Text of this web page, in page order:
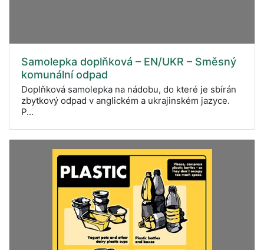
Samolepka doplňková – EN/UKR – Směsný
komunální odpad
Doplňková samolepka na nádobu, do které je sbírán
zbytkový odpad v anglickém a ukrajinském jazyce.
P...